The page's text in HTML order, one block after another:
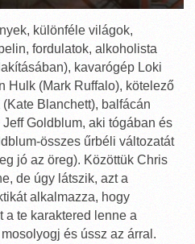
különféle világok,
fordulatok, alkoholista
kavarógép Loki
Hulk (Mark Ruffalo), kötelező
Blanchett), balfácán
Goldblum, aki tógában és
összes űrbéli változatát
jó az öreg). Közöttük Chris
de úgy látszik, azt a
alkalmazza, hogy
a te karaktered lenne a
és ússz az árral.